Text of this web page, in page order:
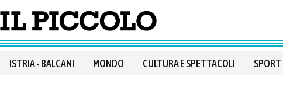
ISTRIA - BALCANI MONDO CULTURA E SPETTACOLI SPORT